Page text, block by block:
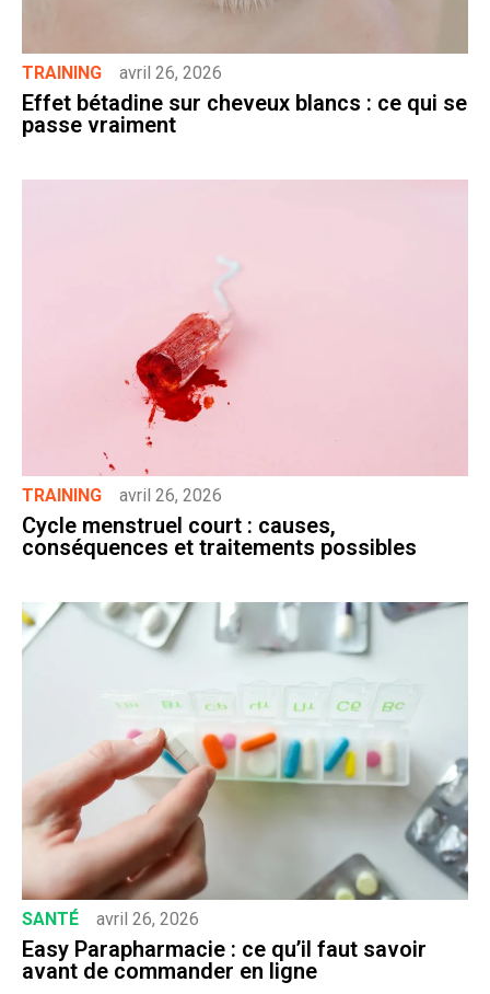
TRAINING avril 26, 2026
Effet bétadine sur cheveux blancs : ce qui se
passe vraiment
TRAINING avril 26, 2026
Cycle menstruel court : causes,
conséquences et traitements possibles
SANTÉ avril 26, 2026
Easy Parapharmacie : ce qu’il faut savoir
avant de commander en ligne